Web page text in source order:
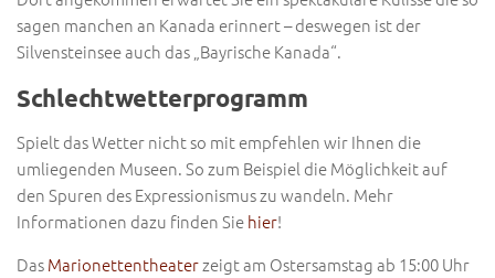
sagen manchen an Kanada erinnert – deswegen ist der
Silvensteinsee auch das „Bayrische Kanada“.
Schlechtwetterprogramm
Spielt das Wetter nicht so mit empfehlen wir Ihnen die
umliegenden Museen. So zum Beispiel die Möglichkeit auf
den Spuren des Expressionismus zu wandeln. Mehr
Informationen dazu finden Siehier!
DasMarionettentheaterzeigt am Ostersamstag ab 15:00 Uhr